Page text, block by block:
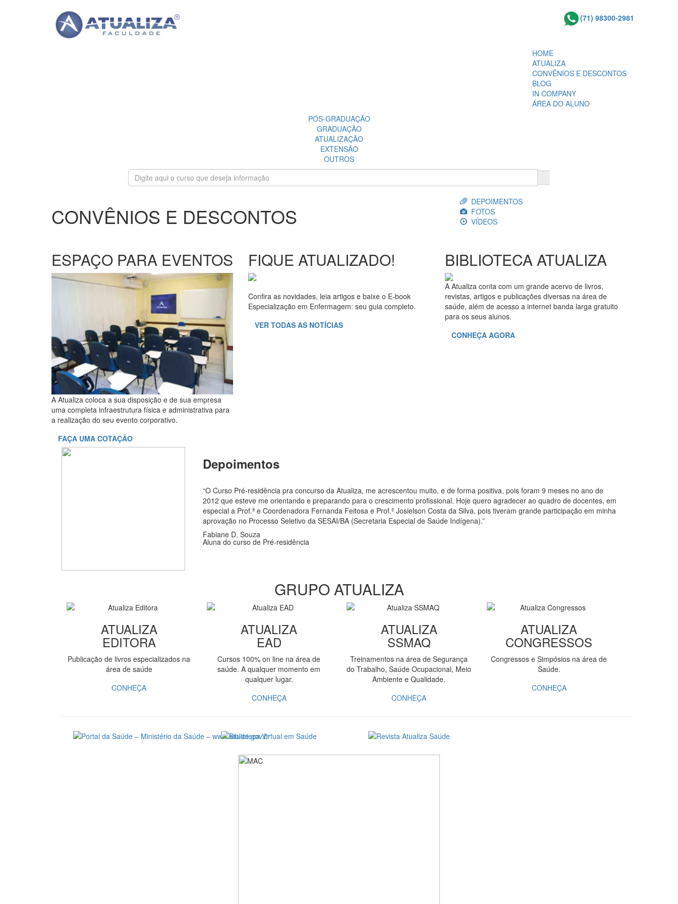
(71) 98300-2981
HOME
ATUALIZA
CONVÊNIOS E DESCONTOS
BLOG
IN COMPANY
ÁREA DO ALUNO
PÓS-GRADUAÇÃO
GRADUAÇÃO
ATUALIZAÇÃO
EXTENSÃO
OUTROS
CONVÊNIOS E DESCONTOS
DEPOIMENTOS
FOTOS
VÍDEOS
ESPAÇO PARA EVENTOS
A Atualiza coloca a sua disposição e de sua empresa
uma completa infraestrutura física e administrativa para
a realização do seu evento corporativo.
FAÇA UMA COTAÇÃO
FIQUE ATUALIZADO!
Confira as novidades, leia artigos e baixe o E-book
Especialização em Enfermagem: seu guia completo.
VER TODAS AS NOTÍCIAS
BIBLIOTECA ATUALIZA
A Atualiza conta com um grande acervo de livros,
revistas, artigos e publicações diversas na área de
saúde, além de acesso a internet banda larga gratuito
para os seus alunos.
CONHEÇA AGORA
Depoimentos
“O Curso Pré-residência pra concurso da Atualiza, me acrescentou muito, e de forma positiva, pois foram 9 meses no ano de
2012 que esteve me orientando e preparando para o crescimento profissional. Hoje quero agradecer ao quadro de docentes, em
especial a Prof.ª e Coordenadora Fernanda Feitosa e Prof.º Josielson Costa da Silva, pois tiveram grande participação em minha
aprovação no Processo Seletivo da SESAI/BA (Secretaria Especial de Saúde Indígena).”
Fabiane D. Souza
Aluna do curso de Pré-residência
GRUPO ATUALIZA
ATUALIZA
EDITORA
Publicação de livros especializados na
área de saúde
CONHEÇA
ATUALIZA
EAD
Cursos 100% on line na área de
saúde. A qualquer momento em
qualquer lugar.
CONHEÇA
ATUALIZA
SSMAQ
Treinamentos na área de Segurança
do Trabalho, Saúde Ocupacional, Meio
Ambiente e Qualidade.
CONHEÇA
ATUALIZA
CONGRESSOS
Congressos e Simpósios na área de
Saúde.
CONHEÇA